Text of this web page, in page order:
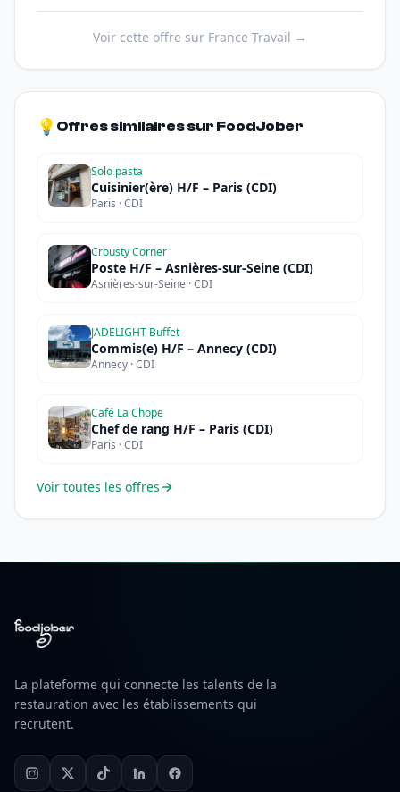
Voir cette offre sur France Travail →
💡 Offres similaires sur FoodJober
Solo pasta
Cuisinier(ère) H/F – Paris (CDI)
Paris · CDI
Crousty Corner
Poste H/F – Asnières-sur-Seine (CDI)
Asnières-sur-Seine · CDI
JADELIGHT Buffet
Commis(e) H/F – Annecy (CDI)
Annecy · CDI
Café La Chope
Chef de rang H/F – Paris (CDI)
Paris · CDI
Voir toutes les offres
La plateforme qui connecte les talents de la
restauration avec les établissements qui
recrutent.